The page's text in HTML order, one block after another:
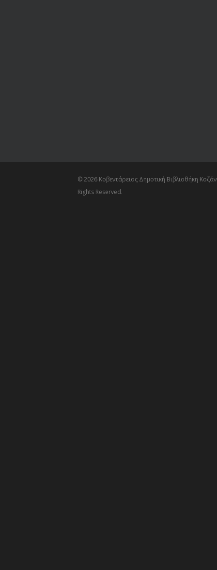
© 2026 Κοβεντάρειος Δημοτική Βιβλιοθήκη
Rights Reserved.